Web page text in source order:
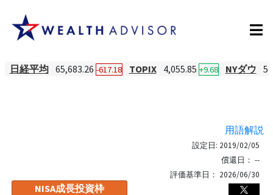
日経平均 65,683.26 -617.18 TOPIX 4,055.85 +9.68 NYダウ
用語解説
NISA成長投資枠
設定日: 2019/02/05
償還日： --
評価基準日： 2026/06/30